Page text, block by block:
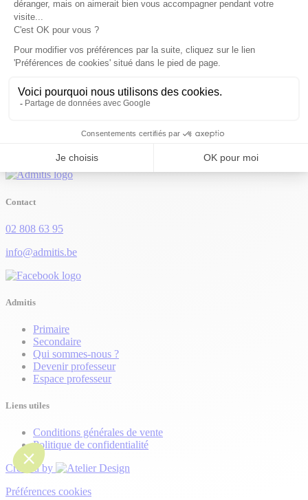
MESSAGE
Je souhaite rester informé des offres d'Admitis
Captcha
Rappelez-moi
Contact
02 808 63 95
info@admitis.be
Admitis
Primaire
Secondaire
Qui sommes-nous ?
Devenir professeur
Espace professeur
Liens utiles
Conditions générales de vente
Politique de confidentialité
Created by
Préférences cookies